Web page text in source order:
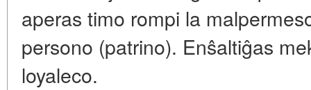
aperas timo rompi la
persono (patrino). Enŝaltiĝas
loyaleco.